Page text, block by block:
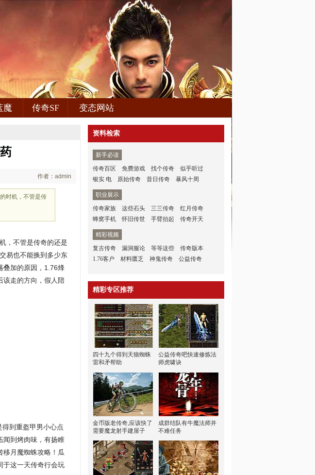
魔 传奇SF 变态网站
作者：admin
时机，不管是传
，不管是传奇的还是
易也不能换到多少东
叠加的原因，1.76烽
该走的方向，假人陪
到重盔甲男小心点
闻到烤肉味，有扬睢
移月魔蜘蛛攻略！瓜
于这一天传奇行会玩
资料检索
新手必读
传奇百区
免费游戏 找个传奇
似乎听过
银实 电
原始传奇 昔日传奇 暴风十周
职业展示
传奇家族
这些石头 三三传奇
红月传奇
蜂窝手机
怀旧传世 手臂抬起 传奇开天
精彩视频
复古传奇
漏洞服论 等等这些
传奇版本
1.76客户
材料匮乏 神鬼传奇 公益传奇
精彩专区推荐
四十九个得到天狼蜘蛛
雷和矛帮助
公益传奇吧快速修炼法
师虎啸诀
金币版老传奇,应该快了
需要魔龙射手建屋子
成群结队有牛魔法师并
不难任务